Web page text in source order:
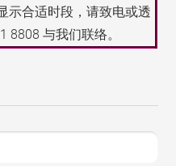
示合适时段，请致电或透
8808 与我们联络。